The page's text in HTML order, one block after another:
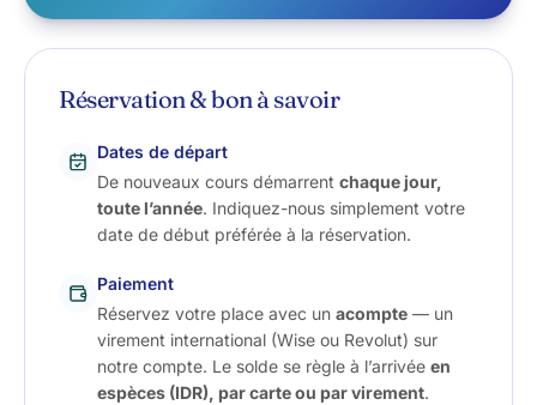
Réservation & bon à savoir
Dates de départ
De nouveaux cours démarrent chaque jour,
toute l’année. Indiquez-nous simplement votre
date de début préférée à la réservation.
Paiement
Réservez votre place avec un acompte — un
virement international (Wise ou Revolut) sur
notre compte. Le solde se règle à l’arrivée en
espèces (IDR), par carte ou par virement.